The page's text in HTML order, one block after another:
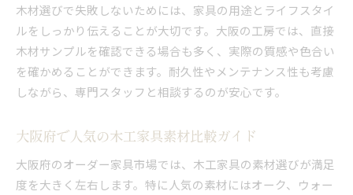
木材選びで失敗しないためには、家具の用途とライフスタイ
ルをしっかり伝えることが大切です。大阪の工房では、直接
木材サンプルを確認できる場合も多く、実際の質感や色合い
を確かめることができます。耐久性やメンテナンス性も考慮
しながら、専門スタッフと相談するのが安心です。
大阪府で人気の木工家具素材比較ガイド
大阪府のオーダー家具市場では、木工家具の素材選びが満足
度を大きく左右します。特に人気の素材にはオーク、ウォー